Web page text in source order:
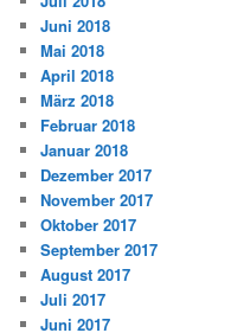
Juni 2018
Mai 2018
April 2018
März 2018
Februar 2018
Januar 2018
Dezember 2017
November 2017
Oktober 2017
September 2017
August 2017
Juli 2017
Juni 2017